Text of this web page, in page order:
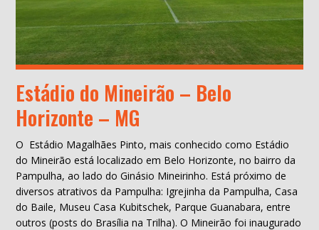
Estádio do Mineirão – Belo
Horizonte – MG
O Estádio Magalhães Pinto, mais conhecido como Estádio
do Mineirão está localizado em Belo Horizonte, no bairro da
Pampulha, ao lado do Ginásio Mineirinho. Está próximo de
diversos atrativos da Pampulha: Igrejinha da Pampulha, Casa
do Baile, Museu Casa Kubitschek, Parque Guanabara, entre
outros (posts do Brasília na Trilha). O Mineirão foi inaugurado